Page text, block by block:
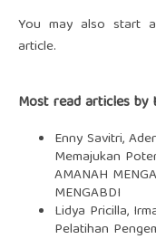
You may also start
article.
Most read articles by
Enny Savitri,
Memajukan
AMANAH
MENGABDI
Lidya Pricilla,
Pelatihan